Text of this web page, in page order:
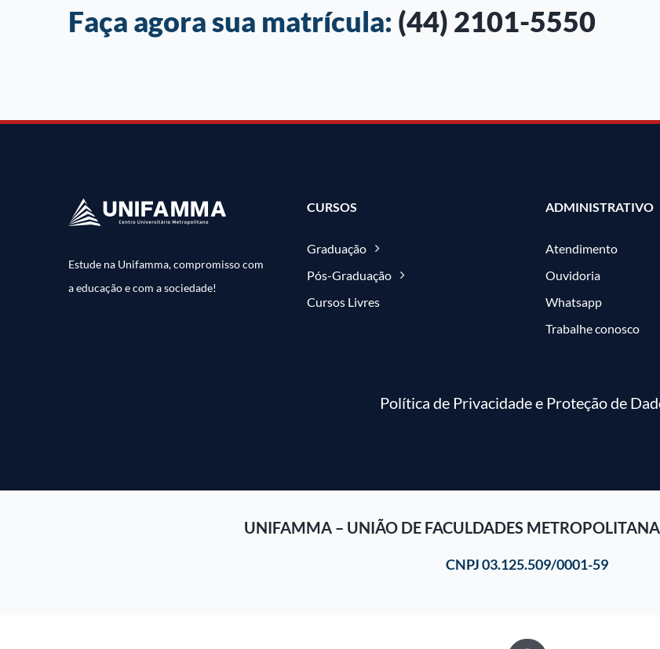
Faça agora sua matrícula: (44) 2101-5550
Estude na Unifamma, compromisso com
a educação e com a sociedade!
CURSOS
Graduação
Pós-Graduação
Cursos Livres
ADMINISTRATIVO
Atendimento
Ouvidoria
Whatsapp
Trabalhe conosco
Política de Privacidade e Proteção de
UNIFAMMA – UNIÃO DE FACULDADES
CNPJ 03.125.509/0001-59